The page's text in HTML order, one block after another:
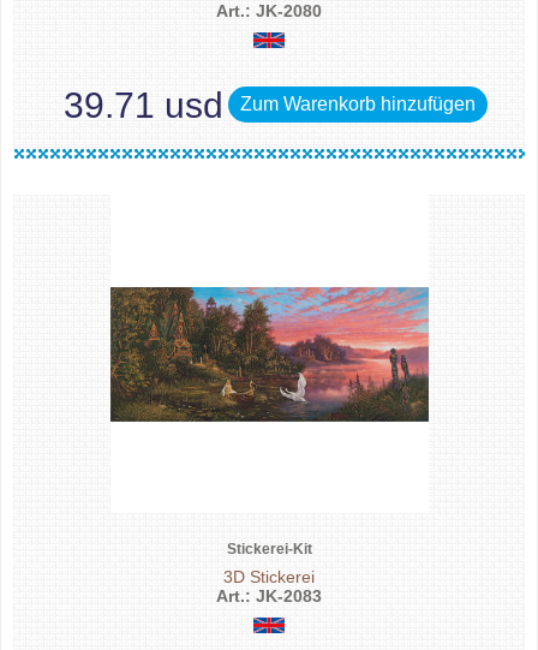
Art.: JK-2080
39.71 usd Zum Warenkorb hinzufügen
Stickerei-Kit
3D Stickerei
Art.: JK-2083